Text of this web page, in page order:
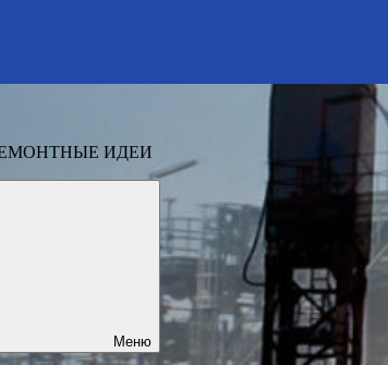
ИДЕИ
Меню